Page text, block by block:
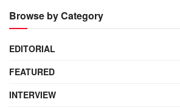
Browse by Category
EDITORIAL
FEATURED
INTERVIEW